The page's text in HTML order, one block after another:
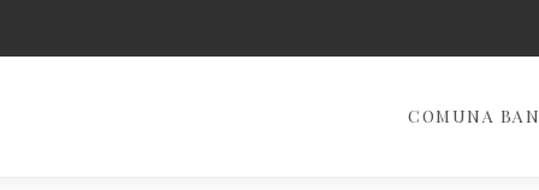
COMUNA